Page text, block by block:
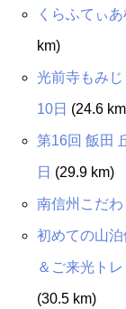
くらふてぃ
km)
光前寺もみ
10日 (24.6
第16回 飯田
日 (29.9 km)
南信州こだわ
初めての山
＆ご来光ト
(30.5 km)